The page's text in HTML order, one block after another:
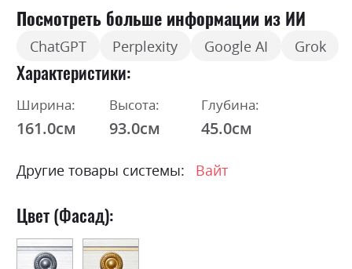
Посмотреть больше информации из ИИ
ChatGPT Perplexity Google AI Grok
Характеристики
Ширина:
161.0см
Высота:
93.0см
Глубина:
45.0см
Другие товары системы: Вайт
Цвет (Фасад):